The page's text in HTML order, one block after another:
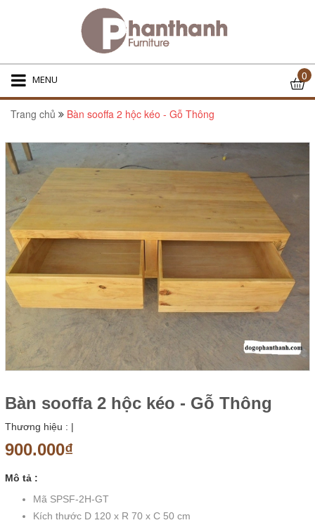
MENU 0
Trang chủ Bàn sooffa 2 hộc kéo - Gỗ Thông
Bàn sooffa 2 hộc kéo - Gỗ Thông
Thương hiệu : |
900.000₫
Mô tả :
Mã SPSF-2H-GT
Kích thước D 120 x R 70 x C 50 cm